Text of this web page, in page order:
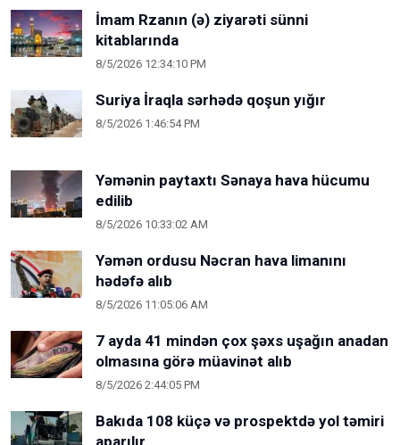
İmam Rzanın (ə) ziyarəti sünni
kitablarında
8/5/2026 12:34:10 PM
Suriya İraqla sərhədə qoşun yığır
8/5/2026 1:46:54 PM
Yəmənin paytaxtı Sənaya hava hücumu
edilib
8/5/2026 10:33:02 AM
Yəmən ordusu Nəcran hava limanını
hədəfə alıb
8/5/2026 11:05:06 AM
7 ayda 41 mindən çox şəxs uşağın anadan
olmasına görə müavinət alıb
8/5/2026 2:44:05 PM
Bakıda 108 küçə və prospektdə yol təmiri